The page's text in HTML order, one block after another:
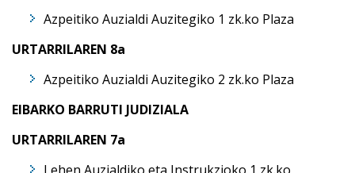
Azpeitiko Auzialdi Auzitegiko 1 zk.ko Plaza
URTARRILAREN 8a
Azpeitiko Auzialdi Auzitegiko 2 zk.ko Plaza
EIBARKO BARRUTI JUDIZIALA
URTARRILAREN 7a